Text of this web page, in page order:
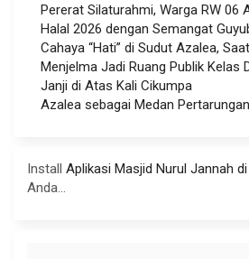
Pererat Silaturahmi, Warga RW 06
Halal 2026 dengan Semangat
Cahaya “Hati” di Sudut Azalea,
Menjelma Jadi Ruang Publik Kelas
Janji di Atas Kali Cikumpa
Azalea sebagai Medan
Install Aplikasi Masjid Nurul Jannah
Anda...